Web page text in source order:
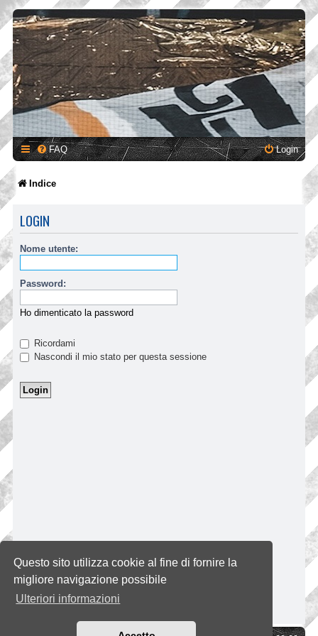
Questo sito utilizza cookie al fine di fornire la
migliore navigazione possibile
Ulteriori informazioni
FAQ Login
Indice
LOGIN
Nome utente:
Password:
Ho dimenticato la password
Ricordami
Nascondi il mio stato per questa sessione